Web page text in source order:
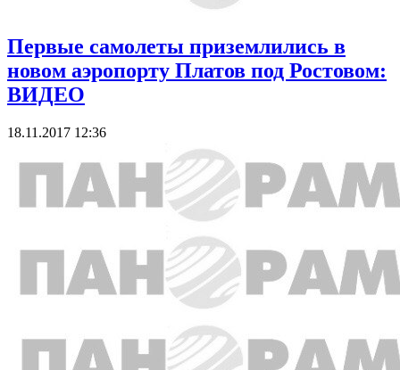
Первые самолеты приземлились в
новом аэропорту Платов под Ростовом:
ВИДЕО
18.11.2017 12:36